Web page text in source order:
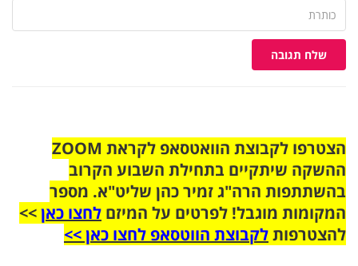
שלח תגובה
הצטרפו לקבוצת הוואטסאפ לקראת ZOOM
ההשקה שיתקיים בתחילת השבוע הקרוב
בהשתתפות הרה"ג זמיר כהן שליט"א. מספר
המקומות מוגבל! לפרטים על המיזם לחצו כאן>>
להצטרפותלקבוצת הווטסאפ לחצו כאן >>